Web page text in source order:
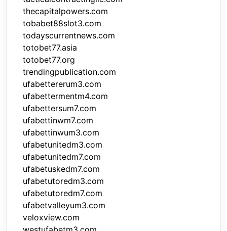
thecapitalpowers.com
tobabet88slot3.com
todayscurrentnews.com
totobet77.asia
totobet77.org
trendingpublication.com
ufabettererum3.com
ufabettermentm4.com
ufabettersum7.com
ufabettinwm7.com
ufabettinwum3.com
ufabetunitedm3.com
ufabetunitedm7.com
ufabetuskedm7.com
ufabetutoredm3.com
ufabetutoredm7.com
ufabetvalleyum3.com
veloxview.com